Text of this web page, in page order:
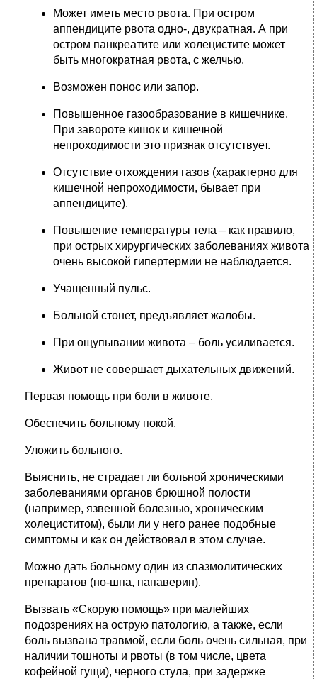
Может иметь место рвота. При остром
аппендиците рвота одно-, двукратная. А при
остром панкреатите или холецистите может
быть многократная рвота, с желчью.
Возможен понос или запор.
Повышенное газообразование в кишечнике.
При завороте кишок и кишечной
непроходимости это признак отсутствует.
Отсутствие отхождения газов (характерно для
кишечной непроходимости, бывает при
аппендиците).
Повышение температуры тела – как правило,
при острых хирургических заболеваниях живота
очень высокой гипертермии не наблюдается.
Учащенный пульс.
Больной стонет, предъявляет жалобы.
При ощупывании живота – боль усиливается.
Живот не совершает дыхательных движений.
Первая помощь при боли в животе.
Обеспечить больному покой.
Уложить больного.
Выяснить, не страдает ли больной хроническими
заболеваниями органов брюшной полости
(например, язвенной болезнью, хроническим
холециститом), были ли у него ранее подобные
симптомы и как он действовал в этом случае.
Можно дать больному один из спазмолитических
препаратов (но-шпа, папаверин).
Вызвать «Скорую помощь» при малейших
подозрениях на острую патологию, а также, если
боль вызвана травмой, если боль очень сильная, при
наличии тошноты и рвоты (в том числе, цвета
кофейной гущи), черного стула, при задержке